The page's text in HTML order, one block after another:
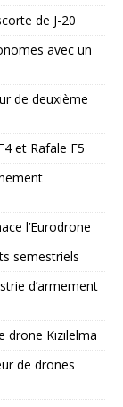
de J-20
avec un
de deuxième
et Rafale F5
l’Eurodrone
semestriels
d’armement
Kızılelma
de drones